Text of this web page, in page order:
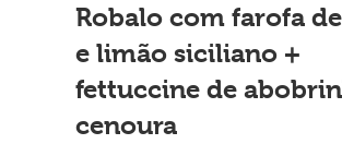
Robalo com farofa
e limão siciliano +
fettuccine de
cenoura